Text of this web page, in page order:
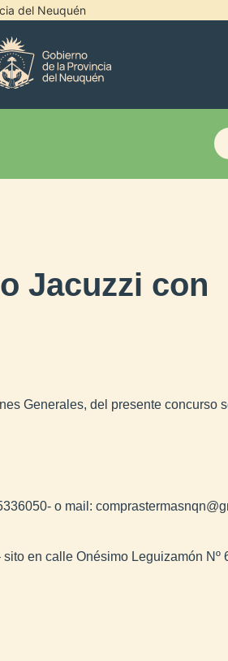
del Neuquén
Jacuzzi con
Generales, del presente concurso
o mail:
en calle Onésimo Leguizamón Nº